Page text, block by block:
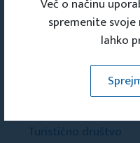
Šaleška cesta 20
Turistično društvo
Več o načinu
spremenite
lahko